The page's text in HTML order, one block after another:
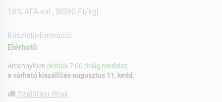
18% ÁFÁ-val , [8590 Ft/kg]
Készletinformáció:
Elérhetõ
Amennyiben péntek 7:00 óráig rendelsz,
a várható kiszállítás augusztus 11, kedd
Szállítási díjak